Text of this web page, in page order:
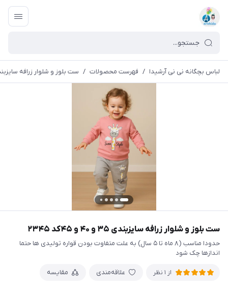
لباس بچگانه نی نی آرشیدا / فهرست محصولات / ست بلوز و شلوار زرافه سایزبندی ۳۵ و ۴۰ و
ست بلوز و شلوار زرافه سایزبندی ۳۵ و ۴۰ و ۴۵کد ۲۳۴۵
حدودا مناسب (۸ ماه تا ۵ سال) به علت متفاوت بودن قواره تولیدی ها حتما
اندازها چک شود
از 1 نظر علاقه‌مندی مقایسه